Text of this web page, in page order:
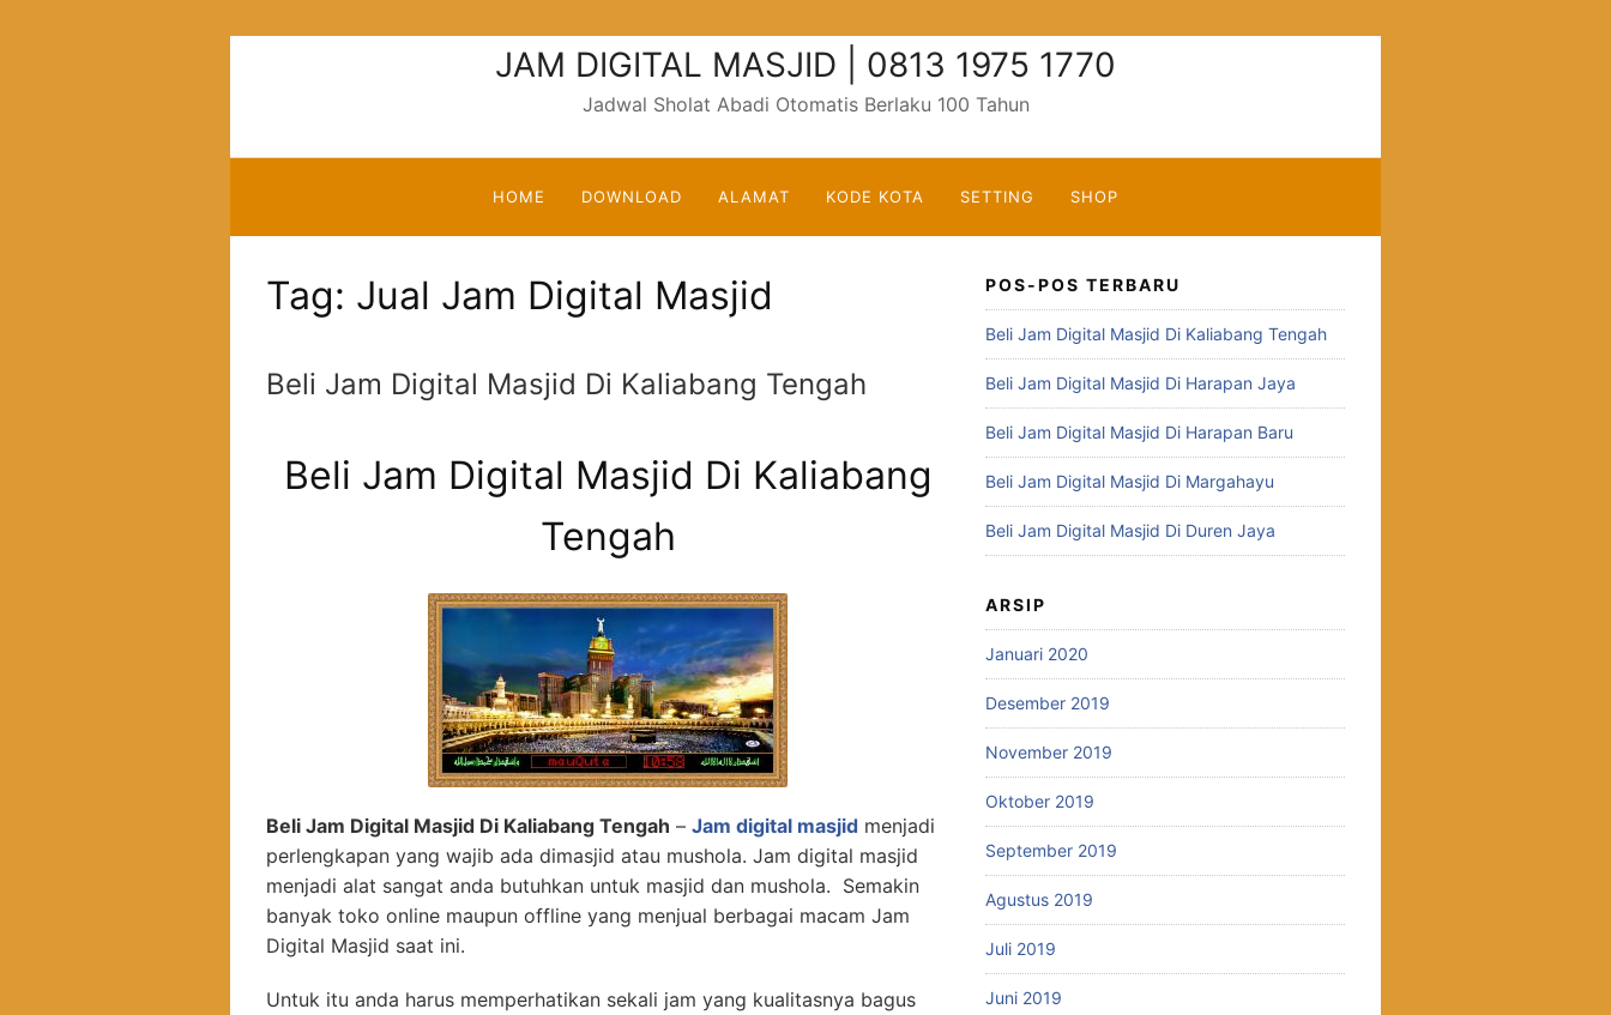
JAM DIGITAL MASJID | 0813 1975 1770
Jadwal Sholat Abadi Otomatis Berlaku 100 Tahun
HOME DOWNLOAD ALAMAT KODE KOTA SETTING SHOP
Tag: Jual Jam Digital Masjid
Beli Jam Digital Masjid Di Kaliabang Tengah
Beli Jam Digital Masjid Di Kaliabang
Tengah
Beli Jam Digital Masjid Di Kaliabang Tengah – Jam digital masjid menjadi
perlengkapan yang wajib ada dimasjid atau mushola. Jam digital masjid
menjadi alat sangat anda butuhkan untuk masjid dan mushola. Semakin
banyak toko online maupun offline yang menjual berbagai macam Jam
Digital Masjid saat ini.
Untuk itu anda harus memperhatikan sekali jam yang kualitasnya bagus
POS-POS TERBARU
Beli Jam Digital Masjid Di Kaliabang Tengah
Beli Jam Digital Masjid Di Harapan Jaya
Beli Jam Digital Masjid Di Harapan Baru
Beli Jam Digital Masjid Di Margahayu
Beli Jam Digital Masjid Di Duren Jaya
ARSIP
Januari 2020
Desember 2019
November 2019
Oktober 2019
September 2019
Agustus 2019
Juli 2019
Juni 2019